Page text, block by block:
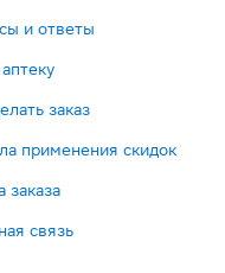
и ответы
заказ
применения скидок
заказа
связь